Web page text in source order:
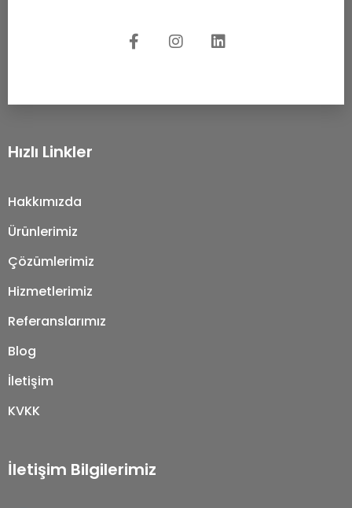
Hızlı Linkler
Hakkımızda
Ürünlerimiz
Çözümlerimiz
Hizmetlerimiz
Referanslarımız
Blog
İletişim
KVKK
İletişim Bilgilerimiz